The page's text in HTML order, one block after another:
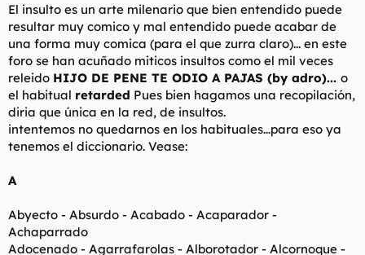
d
e
l
t
e
m
a
i
c
i
o
El insulto es un arte milenario que bien entendido puede
resultar muy comico y mal entendido puede acabar de
una forma muy comica (para el que zurra claro)... en este
foro se han acuñado miticos insultos como el mil veces
releido HIJO DE PENE TE ODIO A PAJAS (by adro)... o
el habitual retarded Pues bien hagamos una recopilación,
diria que única en la red, de insultos.
intentemos no quedarnos en los habituales...para eso ya
tenemos el diccionario. Vease:
A
Abyecto - Absurdo - Acabado - Acaparador -
Achaparrado
Adocenado - Agarrafarolas - Alborotador - Alcornoque -